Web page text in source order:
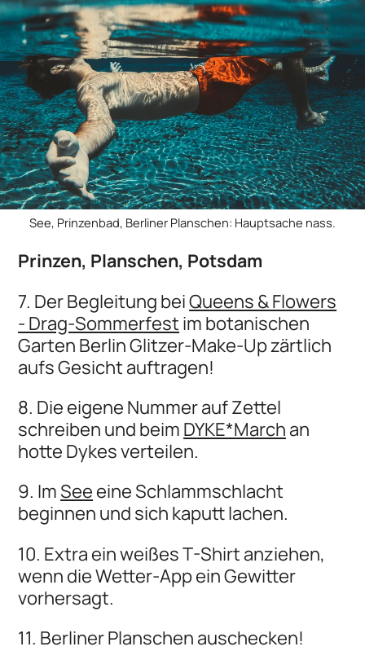
See, Prinzenbad, Berliner Planschen: Hauptsache nass.
Prinzen, Planschen, Potsdam
7. Der Begleitung beiQueens & Flowers
- Drag-Sommerfestim botanischen
Garten Berlin Glitzer-Make-Up zärtlich
aufs Gesicht auftragen!
8. Die eigene Nummer auf Zettel
schreiben und beimDYKE*Marchan
hotte Dykes verteilen.
9. ImSeeeine Schlammschlacht
beginnen und sich kaputt lachen.
10. Extra ein weißes T-Shirt anziehen,
wenn die Wetter-App ein Gewitter
vorhersagt.
11. Berliner Planschen auschecken!